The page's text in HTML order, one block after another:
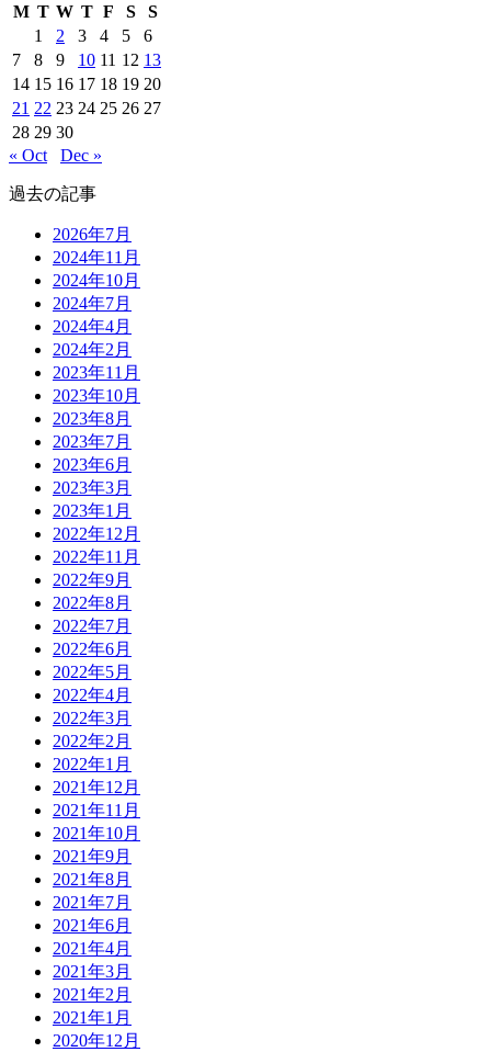
M T W T F S
S
1
2 3 4 5
6
7
8 9 10 11 12 13
14 15 16 17 18 19 20
21 22 23 24 25 26 27
28 29 30
« Oct
Dec »
過去の記事
2026年7月
2024年11月
2024年10月
2024年7月
2024年4月
2024年2月
2023年11月
2023年10月
2023年8月
2023年7月
2023年6月
2023年3月
2023年1月
2022年12月
2022年11月
2022年9月
2022年8月
2022年7月
2022年6月
2022年5月
2022年4月
2022年3月
2022年2月
2022年1月
2021年12月
2021年11月
2021年10月
2021年9月
2021年8月
2021年7月
2021年6月
2021年4月
2021年3月
2021年2月
2021年1月
2020年12月